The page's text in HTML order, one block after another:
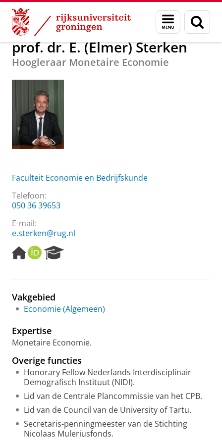
Skip
Content
Skip
Navigation
Menu
en
zoeken
Over ons prof. dr. E. (Elmer) Sterken
prof. dr. E. (Elmer) Sterken
Hoogleraar Monetaire Economie
Faculteit Economie en Bedrijfskunde
Telefoon:
050 36 39653
E-mail:
e.sterken@rug.nl
H
o
e
a
g
O
R
I
e
c
o
t
a
l
Vakgebied
Economie (Algemeen)
Expertise
Monetaire Economie.
Overige functies
Honorary Fellow Nederlands Interdisciplinair
Demografisch Instituut (NIDI).
Lid van de Centrale Plancommissie van het CPB.
Lid van de Council van de University of Tartu.
Secretaris-penningmeester van de Stichting
Nicolaas Muleriusfonds.